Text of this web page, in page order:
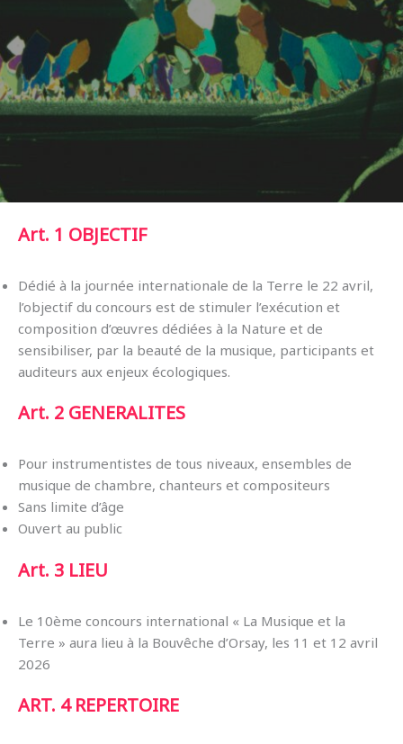
Art. 1 OBJECTIF
Dédié à la journée internationale de la Terre le 22 avril,
l’objectif du concours est de stimuler l’exécution et
composition d’œuvres dédiées à la Nature et de
sensibiliser, par la beauté de la musique, participants et
auditeurs aux enjeux écologiques.
Art. 2 GENERALITES
Pour instrumentistes de tous niveaux, ensembles de
musique de chambre, chanteurs et compositeurs
Sans limite d’âge
Ouvert au public
Art. 3 LIEU
Le 10ème concours international « La Musique et la
Terre » aura lieu à la Bouvêche d’Orsay, les 11 et 12 avril
2026
ART. 4 REPERTOIRE